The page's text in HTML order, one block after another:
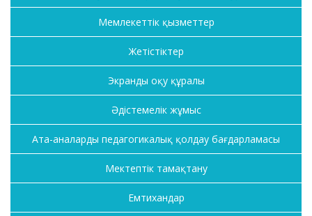
Мемлекеттік қызметтер
Жетістіктер
Экранды оқу құралы
Әдістемелік жұмыс
Ата-аналарды педагогикалық қолдау бағдарламасы
Мектептік тамақтану
Емтихандар